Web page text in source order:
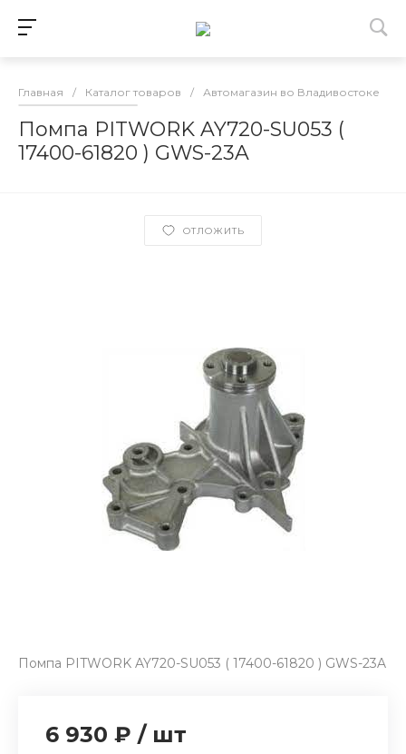
Главная / Каталог товаров / Автомагазин во Владивостоке
Помпа PITWORK AY720-SU053 (
17400-61820 ) GWS-23A
ОТЛОЖИТЬ
Помпа PITWORK AY720-SU053 ( 17400-61820 ) GWS-23A
6 930 ₽ / шт